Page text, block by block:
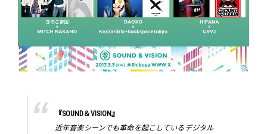
『SOUND＆VISION』
近年音楽シーンでも革命を起こしているデジタル